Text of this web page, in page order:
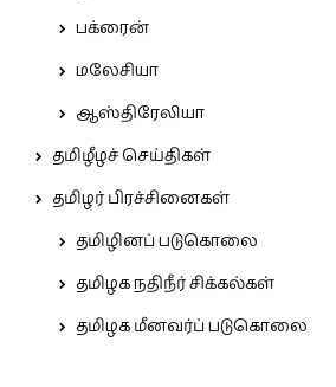
பக்ரைன்
மலேசியா
ஆஸ்திரேலியா
தமிழீழச் செய்திகள்
தமிழர் பிரச்சினைகள்
தமிழினப் படுகொலை
தமிழக நதிநீர் சிக்கல்கள்
தமிழக மீனவர்ப் படுகொலை